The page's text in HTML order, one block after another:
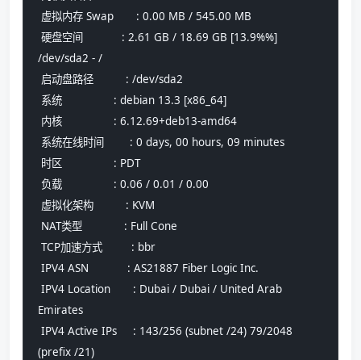
虚拟内存 Swap       : 0.00 MB / 545.00 MB
/dev/sda2 - /
启动盘路径          : /dev/sda2
系统                : debian 13.3 [x86_64]
内核                : 6.12.69+deb13-amd64
系统在线时间        : 0 days, 00 hours, 09 minutes
时区                : PDT
负载                : 0.06 / 0.01 / 0.00
虚拟化架构          : KVM
NAT类型             : Full Cone
TCP加速方式         : bbr
IPV4 ASN            : AS21887 Fiber Logic Inc.
Emirates
(prefix /21)